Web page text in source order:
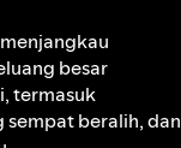
besar
termasuk
beralih, dan